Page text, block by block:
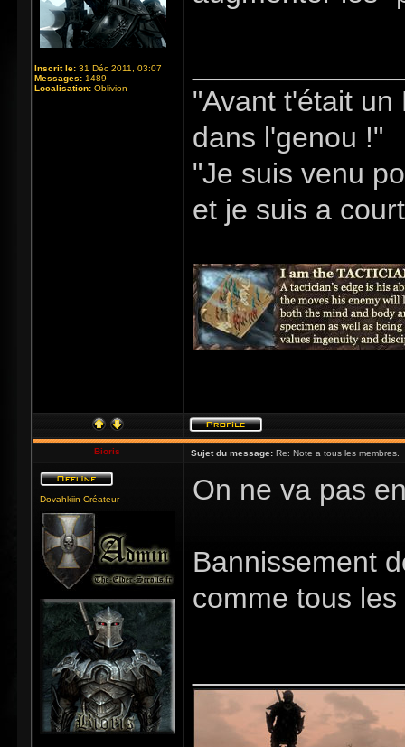
Inscrit le: 31 Déc 2011, 03:07
Messages: 1489
Localisation: Oblivion
"Avant t'était
dans l'genou !"
"Je suis venu
et je suis a
Bioris Sujet du message: Re: Note a tous les membres.
Dovahkiin Créateur On ne va pas
Bannissement
comme tous